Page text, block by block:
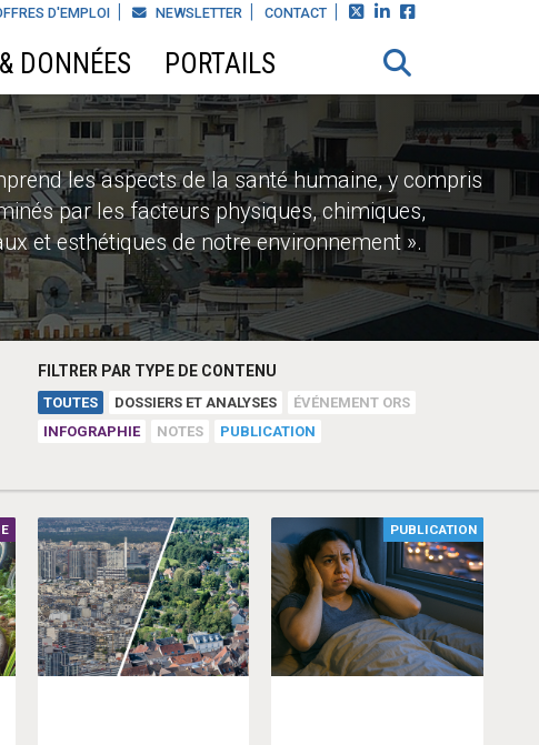
D'EMPLOI NEWSLETTER CONTACT   
DONNÉES PORTAILS
les aspects de la santé humaine, y compris
par les facteurs physiques, chimiques,
et esthétiques de notre environnement ».
FILTRER PAR TYPE DE CONTENU
TOUTES DOSSIERS ET ANALYSES
ÉVÉNEMENT ORS
INFOGRAPHIE
NOTES PUBLICATION
PUBLICATION